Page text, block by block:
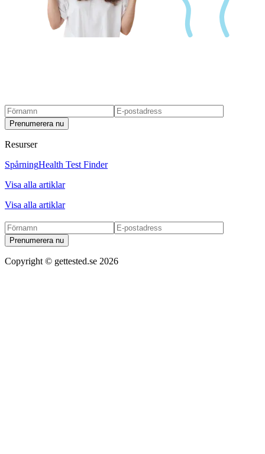
Prenumerera nu
Resurser
SpårningHealth Test Finder
Visa alla artiklar
Visa alla artiklar
Prenumerera nu
Copyright © gettested.se 2026